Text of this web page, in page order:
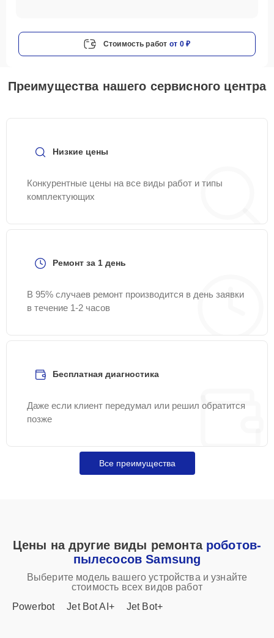
Стоимость работ от 0 ₽
Преимущества нашего сервисного центра
Низкие цены
Конкурентные цены на все виды работ и типы
комплектующих
Ремонт за 1 день
В 95% случаев ремонт производится в день заявки
в течение 1-2 часов
Бесплатная диагностика
Даже если клиент передумал или решил обратится
позже
Все преимущества
Цены на другие виды ремонта роботов-
пылесосов Samsung
Выберите модель вашего устройства и узнайте
стоимость всех видов работ
Powerbot
Jet Bot AI+ Jet Bot+